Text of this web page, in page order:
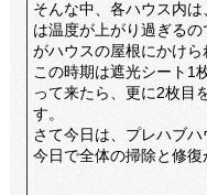
そんな中、各ハウス内
は温度が上がり過ぎる
がハウスの屋根にかけら
この時期は遮光シート1
って来たら、更に2枚目
す。
さて今日は、プレハブ
今日で全体の掃除と修復